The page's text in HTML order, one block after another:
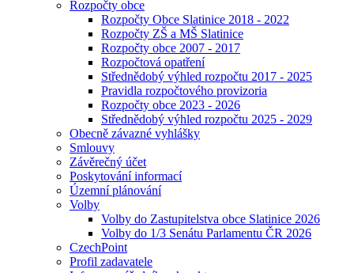
Rozpočty obce
Rozpočty Obce Slatinice 2018 - 2022
Rozpočty ZŠ a MŠ Slatinice
Rozpočty obce 2007 - 2017
Rozpočtová opatření
Střednědobý výhled rozpočtu 2017 - 2025
Pravidla rozpočtového provizoria
Rozpočty obce 2023 - 2026
Střednědobý výhled rozpočtu 2025 - 2029
Obecně závazné vyhlášky
Smlouvy
Závěrečný účet
Poskytování informací
Územní plánování
Volby
Volby do Zastupitelstva obce Slatinice 2026
Volby do 1/3 Senátu Parlamentu ČR 2026
CzechPoint
Profil zadavatele